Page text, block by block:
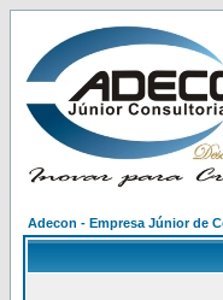
Adecon - Empresa Júnior de